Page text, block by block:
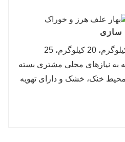
سازی
بسته بندی 1 کیلوگرم، 10 کیلوگرم، 20 کیلوگرم، 25
به نیازهای محلی مشتری بسته
خنک، خشک و دارای تهویه